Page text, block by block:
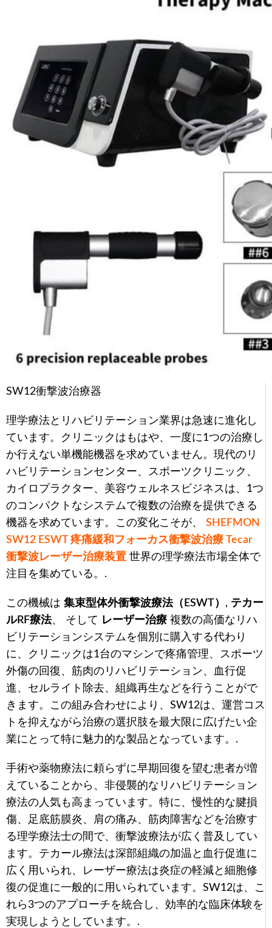
SW12衝撃波治療器
理学療法とリハビリテーション業界は急速に進化し
ています。クリニックはもはや、一度に1つの治療し
か行えない単機能機器を求めていません。現代のリ
ハビリテーションセンター、スポーツクリニック、
カイロプラクター、美容ウェルネスビジネスは、1つ
のコンパクトなシステムで複数の治療を提供できる
機器を求めています。この変化こそが、 SHEFMON
SW12 ESWT 疼痛緩和フォーカス衝撃波治療 Tecar
衝撃波レーザー治療装置 世界の理学療法市場全体で
注目を集めている。.
この機械は 集束型体外衝撃波療法（ESWT） , テカー
ルRF療法、 そして レーザー治療 複数の高価なリハ
ビリテーションシステムを個別に購入する代わり
に、クリニックは1台のマシンで疼痛管理、スポーツ
外傷の回復、筋肉のリハビリテーション、血行促
進、セルライト除去、組織再生などを行うことがで
きます。この組み合わせにより、SW12は、運営コス
トを抑えながら治療の選択肢を最大限に広げたい企
業にとって特に魅力的な製品となっています。.
手術や薬物療法に頼らずに早期回復を望む患者が増
えていることから、非侵襲的なリハビリテーション
療法の人気も高まっています。特に、慢性的な腱損
傷、足底筋膜炎、肩の痛み、筋肉障害などを治療す
る理学療法士の間で、衝撃波療法が広く普及してい
ます。テカール療法は深部組織の加温と血行促進に
広く用いられ、レーザー療法は炎症の軽減と細胞修
復の促進に一般的に用いられています。SW12は、こ
れら3つのアプローチを統合し、効率的な臨床体験を
実現しようとしています。.